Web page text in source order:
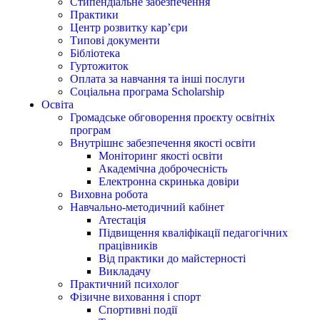
Практики
Центр розвитку кар’єри
Типові документи
Бібліотека
Гуртожиток
Оплата за навчання та інші послуги
Соціальна програма Scholarship
Освіта
Громадське обговорення проєкту освітніх
програм
Внутрішнє забезпечення якості освіти
Моніторинг якості освіти
Академічна доброчесність
Електронна скринька довіри
Виховна робота
Навчально-методичний кабінет
Атестація
Підвищення кваліфікації педагогічних
працівників
Від практики до майстерності
Викладачу
Практичний психолог
Фізичне виховання і спорт
Спортивні події